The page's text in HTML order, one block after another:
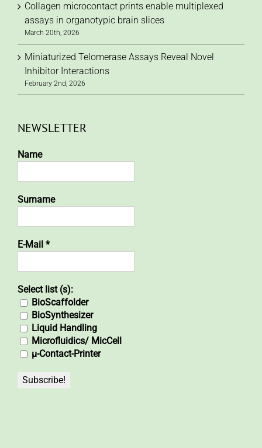
Collagen microcontact prints enable multiplexed
assays in organotypic brain slices
March 20th, 2026
Miniaturized Telomerase Assays Reveal Novel
Inhibitor Interactions
February 2nd, 2026
NEWSLETTER
Name
Surname
E-Mail *
Select list (s):
BioScaffolder
BioSynthesizer
Liquid Handling
Microfluidics/ MicCell
µ-Contact-Printer